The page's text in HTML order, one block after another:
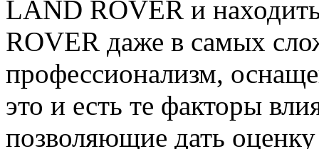
LAND ROVER и
ROVER даже в самых
профессионализм,
это и есть те факторы
позволяющие дать